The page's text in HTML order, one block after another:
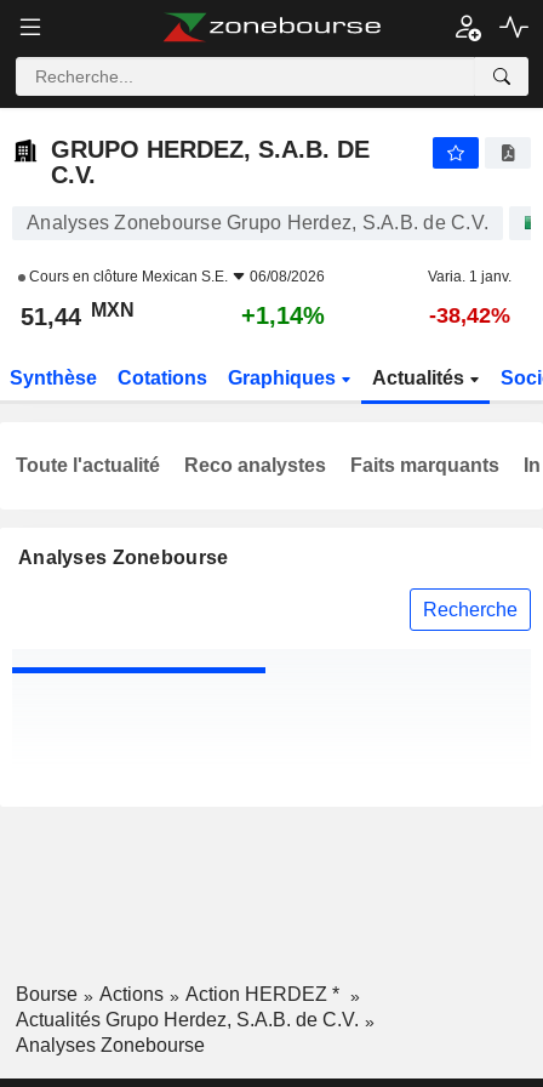
GRUPO HERDEZ, S.A.B. DE
C.V.
Analyses Zonebourse Grupo Herdez, S.A.B. de C.V.
Cours en clôture Mexican S.E. 06/08/2026 Varia. 1 janv.
51,44 MXN +1,14% -38,42%
Synthèse Cotations Graphiques Actualités
Analyses Zonebourse
Recherche
Toute l'actualité Reco analystes Faits marquants
Bourse Actions
Action HERDEZ *
Actualités Grupo Herdez, S.A.B. de C.V.
Analyses Zonebourse